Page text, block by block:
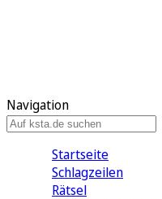
Navigation
Startseite
Schlagzeilen
Rätsel